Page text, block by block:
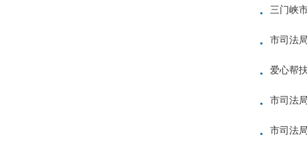
· 三门峡
· 市司法
· 爱心帮
· 市司法
· 市司法